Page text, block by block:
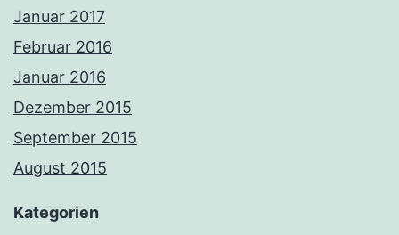
Januar 2017
Februar 2016
Januar 2016
Dezember 2015
September 2015
August 2015
Kategorien